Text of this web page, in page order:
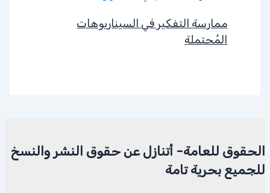
ممارسة التفكير في السيناريوهات
المُحتملة
الحقوق للعامة- أتنازل عن حقوق النشر والنسخ
للجميع بحرية تامة